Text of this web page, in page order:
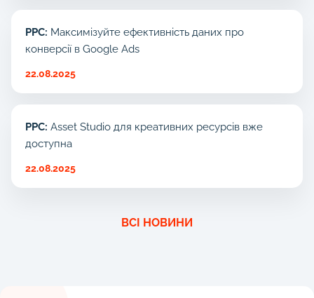
PPC: Максимізуйте ефективність даних про
конверсії в Google Ads
22.08.2025
PPC: Asset Studio для креативних ресурсів вже
доступна
22.08.2025
ВСІ НОВИНИ